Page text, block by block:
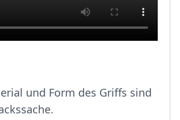
und Form des Griffs sind